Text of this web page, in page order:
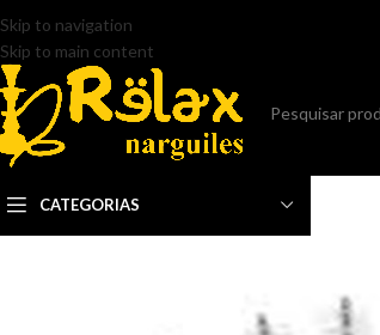
Skip to navigation
Skip to main content
CATEGORIAS